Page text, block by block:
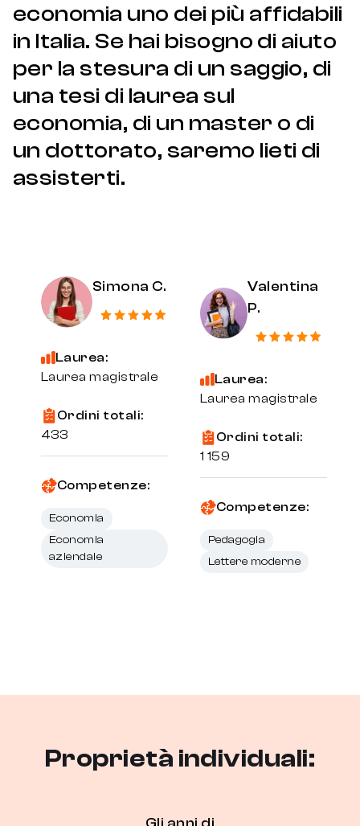
economia uno dei più affidabili
in Italia. Se hai bisogno di aiuto
per la stesura di un saggio, di
una tesi di laurea sul
economia, di un master o di
un dottorato, saremo lieti di
assisterti.
Simona C.
Laurea:
Laurea magistrale
Ordini totali:
433
Competenze:
Economia
Economia
aziendale
Valentina
P.
Laurea:
Laurea magistrale
Ordini totali:
1 159
Competenze:
Pedagogia
Lettere moderne
Proprietà individuali: